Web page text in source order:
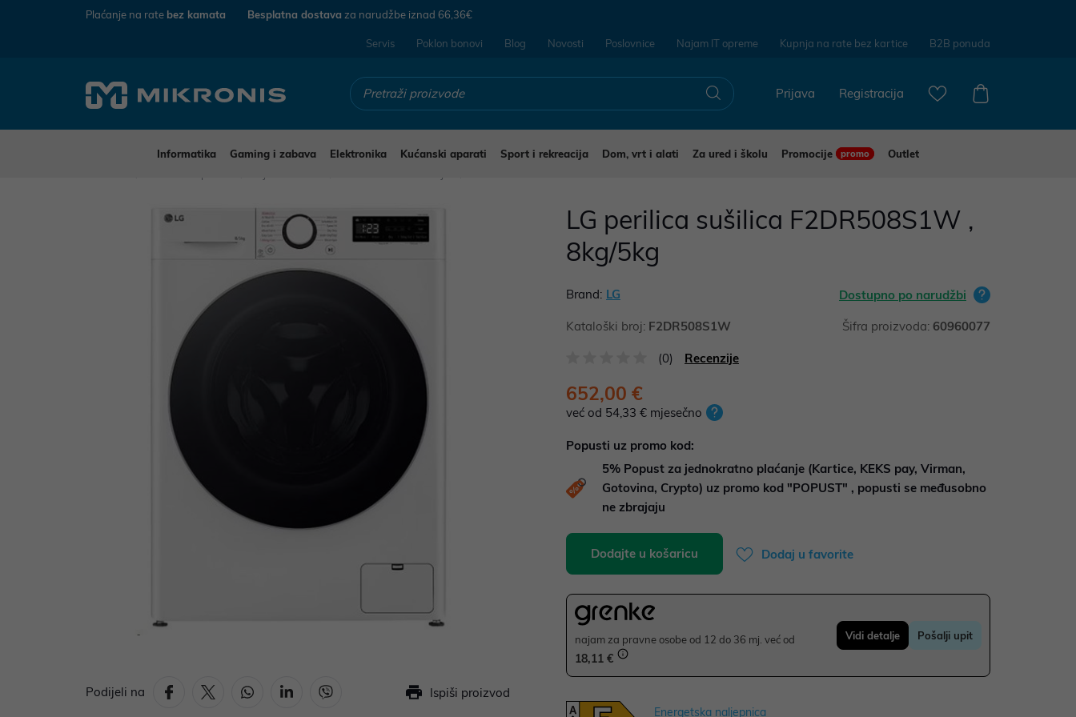
Plaćanje na rate bez kamata Besplatna dostava za narudžbe iznad 66,36€
Servis Poklon bonovi Blog Novosti Poslovnice Najam IT opreme Kupnja na rate bez kartice B2B ponuda
Registracija
Prijava
Informatika Gaming i zabava Elektronika Kućanski aparati Sport i rekreacija Dom, vrt i alati Za ured i školu Promocije promo
Outlet
Podijeli na Ispiši proizvod
LG perilica sušilica F2DR508S1W ,
8kg/5kg
Brand: LG Dostupno po narudžbi
Kataloški broj: F2DR508S1W Šifra proizvoda: 60960077
(0) Recenzije
652,00 €
već od 54,33 € mjesečno
Popusti uz promo kod:
5% Popust za jednokratno plaćanje (Kartice, KEKS pay, Virman,
Gotovina, Crypto) uz promo kod "POPUST" , popusti se međusobno
ne zbrajaju
Dodajte u košaricu Dodaj u favorite
najam za pravne osobe od 12 do 36 mj. već od
18,11 €
Vidi detalje Pošalji upit
Energetska naljepnica